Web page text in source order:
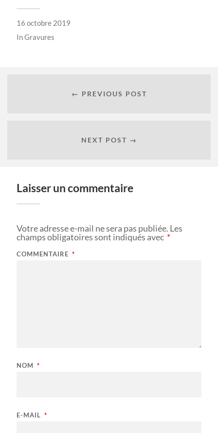
16 octobre 2019
InGravures
← PREVIOUS POST
NEXT POST →
Laisser un commentaire
Votre adresse e-mail ne sera pas publiée. Les
champs obligatoires sont indiqués avec *
COMMENTAIRE *
NOM *
E-MAIL *